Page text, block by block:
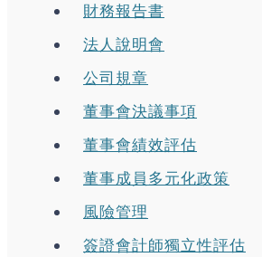
財務報告書
法人說明會
公司規章
董事會決議事項
董事會績效評估
董事成員多元化政策
風險管理
簽證會計師獨立性評估